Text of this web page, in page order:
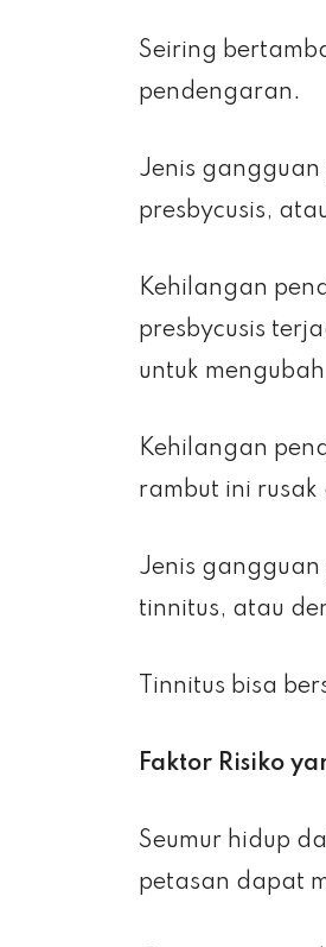
Seiring
pendengaran.
Jenis
presbycusis,
Kehilangan
presbycusis
untuk
Kehilangan
rambut ini
Jenis
tinnitus, atau
Tinnitus bisa
Faktor Risiko
Seumur hidup
petasan dapat